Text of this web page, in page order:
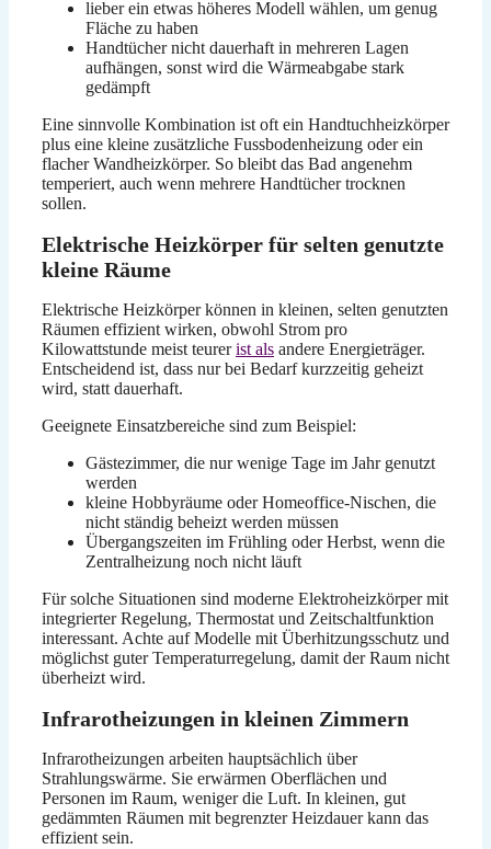
lieber ein etwas höheres Modell wählen, um genug
Fläche zu haben
Handtücher nicht dauerhaft in mehreren Lagen
aufhängen, sonst wird die Wärmeabgabe stark
gedämpft
Eine sinnvolle Kombination ist oft ein Handtuchheizkörper
plus eine kleine zusätzliche Fussbodenheizung oder ein
flacher Wandheizkörper. So bleibt das Bad angenehm
temperiert, auch wenn mehrere Handtücher trocknen
sollen.
Elektrische Heizkörper für selten genutzte
kleine Räume
Elektrische Heizkörper können in kleinen, selten genutzten
Räumen effizient wirken, obwohl Strom pro
Kilowattstunde meist teurerist als andere Energieträger.
Entscheidend ist, dass nur bei Bedarf kurzzeitig geheizt
wird, statt dauerhaft.
Geeignete Einsatzbereiche sind zum Beispiel:
Gästezimmer, die nur wenige Tage im Jahr genutzt
werden
kleine Hobbyräume oder Homeoffice-Nischen, die
nicht ständig beheizt werden müssen
Übergangszeiten im Frühling oder Herbst, wenn die
Zentralheizung noch nicht läuft
Für solche Situationen sind moderne Elektroheizkörper mit
integrierter Regelung, Thermostat und Zeitschaltfunktion
interessant. Achte auf Modelle mit Überhitzungsschutz und
möglichst guter Temperaturregelung, damit der Raum nicht
überheizt wird.
Infrarotheizungen in kleinen Zimmern
Infrarotheizungen arbeiten hauptsächlich über
Strahlungswärme. Sie erwärmen Oberflächen und
Personen im Raum, weniger die Luft. In kleinen, gut
gedämmten Räumen mit begrenzter Heizdauer kann das
effizient sein.